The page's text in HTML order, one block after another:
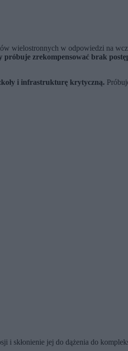
wielostronnych w odpowiedzi na
próbuje zrekompensować brak
i infrastrukturę krytyczną.
i skłonienie jej do dążenia do